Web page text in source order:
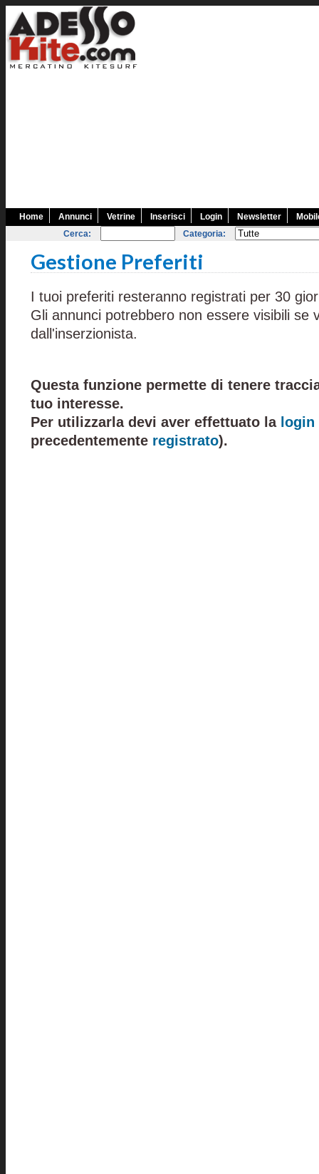
Home Annunci Vetrine Inserisci Login Newsletter
Cerca:
Categoria:
Gestione Preferiti
I tuoi preferiti resteranno registrati per 30
Gli annunci potrebbero non essere visibili se
dall'inserzionista.
Questa funzione permette di tenere
tuo interesse.
Per utilizzarla devi aver effettuato la login
precedentemente registrato).